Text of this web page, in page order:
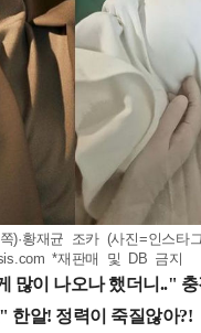
)·황재균 조카 (사진=인스타
*재판매 및 DB 금지